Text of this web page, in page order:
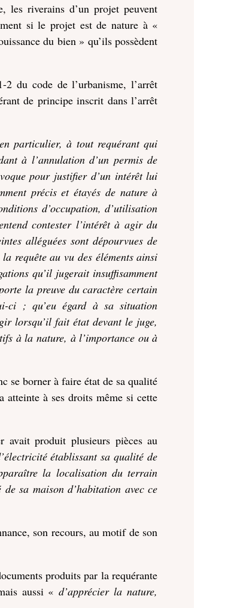
les riverains d’un projet peuvent
si le projet est de nature à «
du bien » qu’ils possèdent
2 du code de l’urbanisme, l’arrêt
de principe inscrit dans l’arrêt
particulier, à tout requérant qui
à l’annulation d’un permis de
pour justifier d’un intérêt lui
précis et étayés de nature à
d’occupation, d’utilisation
contester l’intérêt à agir du
alléguées sont dépourvues de
requête au vu des éléments ainsi
qu’il jugerait insuffisamment
la preuve du caractère certain
ci ; qu’eu égard à sa situation
lorsqu’il fait état devant le juge,
à la nature, à l’importance ou à
se borner à faire état de sa qualité
à ses droits même si cette
avait produit plusieurs pièces au
établissant sa qualité de
la localisation du terrain
sa maison d’habitation avec ce
son recours, au motif de son
produits par la requérante
aussi «d’apprécier la nature,